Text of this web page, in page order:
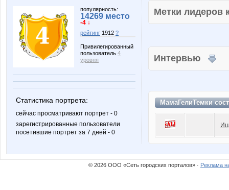
популярность:
14269 место
-4 ↓
рейтинг 1912 ?
Привилегированный
пользователь 4
уровня
Статистика портрета:
сейчас просматривают портрет - 0
зарегистрированные пользователи
посетившие портрет за 7 дней - 0
Метки
Интервью
МамаГелиТемки
© 2026 ООО «Сеть городских порталов» · Реклама